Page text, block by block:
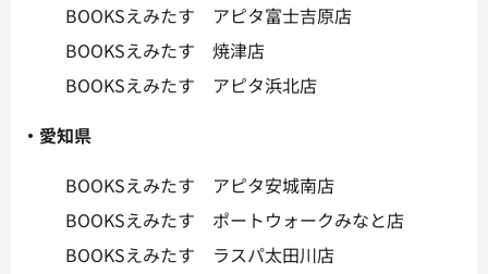
BOOKSえみたす アピタ富士吉原店
BOOKSえみたす 焼津店
BOOKSえみたす アピタ浜北店
・愛知県
BOOKSえみたす アピタ安城南店
BOOKSえみたす ポートウォークみなと店
BOOKSえみたす ラスパ太田川店